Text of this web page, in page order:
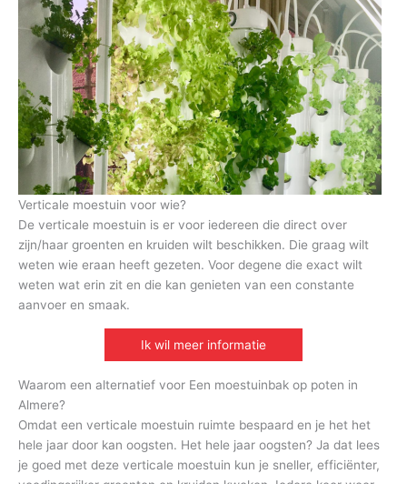
Verticale moestuin voor wie?
De verticale moestuin is er voor iedereen die direct over
zijn/haar groenten en kruiden wilt beschikken. Die graag wilt
weten wie eraan heeft gezeten. Voor degene die exact wilt
weten wat erin zit en die kan genieten van een constante
aanvoer en smaak.
Ik wil meer informatie
Waarom een alternatief voor Een moestuinbak op poten in
Almere?
Omdat een verticale moestuin ruimte bespaard en je het het
hele jaar door kan oogsten. Het hele jaar oogsten? Ja dat lees
je goed met deze verticale moestuin kun je sneller, efficiënter,